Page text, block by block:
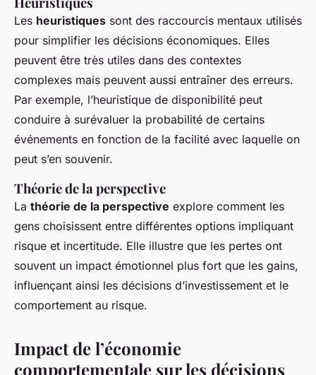
Les heuristiques sont des raccourcis mentaux utilisés
pour simplifier les décisions économiques. Elles
peuvent être très utiles dans des contextes
complexes mais peuvent aussi entraîner des erreurs.
Par exemple, l’heuristique de disponibilité peut
conduire à surévaluer la probabilité de certains
événements en fonction de la facilité avec laquelle on
peut s’en souvenir.
Théorie de la perspective
La théorie de la perspective explore comment les
gens choisissent entre différentes options impliquant
risque et incertitude. Elle illustre que les pertes ont
souvent un impact émotionnel plus fort que les gains,
influençant ainsi les décisions d’investissement et le
comportement au risque.
Impact de l’économie
comportementale sur les décisions